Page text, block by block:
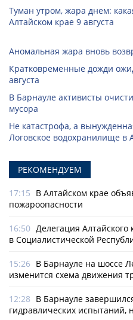
Туман утром, жара днем:
Алтайском крае 9 августа
Аномальная жара вновь
Кратковременные дожди
августа
В Барнауле активисты
мусора
Не катастрофа, а
Логовское водохранилище в
РЕКОМЕНДУЕМ
17:15 В Алтайском крае
пожароопасности
16:50 Делегация
в Социалистической
15:26 В Барнауле на шоссе
изменится схема движения
12:28 В Барнауле
гидравлических испытаний,